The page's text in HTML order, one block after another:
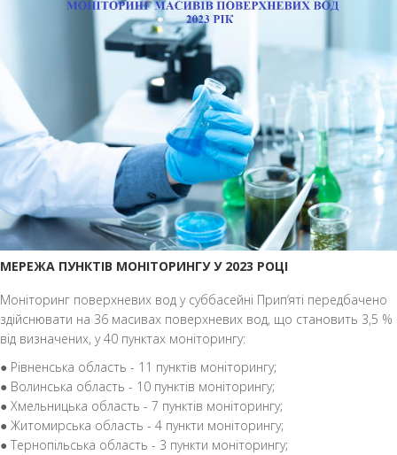
МЕРЕЖА ПУНКТІВ МОНІТОРИНГУ У 2023 РОЦІ
Моніторинг поверхневих вод у суббасейні Прип’яті передбачено
здійснювати на 36 масивах поверхневих вод, що становить 3,5 %
від визначених, у 40 пунктах моніторингу:
● Рівненська область - 11 пунктів моніторингу;
● Волинська область - 10 пунктів моніторингу;
● Хмельницька область - 7 пунктів моніторингу;
● Житомирська область - 4 пункти моніторингу;
● Тернопільська область - 3 пункти моніторингу;